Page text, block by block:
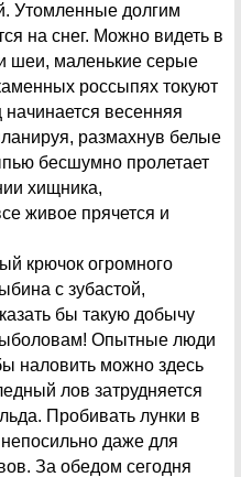
Утомленные долгим
на снег. Можно видеть в
шеи, маленькие серые
россыпях токуют
весенняя
размахнув белые
бесшумно пролетает
хищника,
живое прячется и
крючок огромного
с зубастой,
бы такую добычу
Опытные люди
наловить можно здесь
лов затрудняется
Пробивать лунки в
даже для
За обедом сегодня